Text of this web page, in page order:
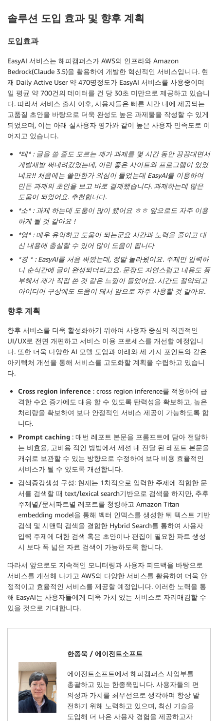
솔루션 도입 효과 및 향후 계획
도입효과
EasyAI 서비스는 해피캠퍼스가 AWS의 인프라와 Amazon
Bedrock(Claude 3.5)을 활용하여 개발한 혁신적인 서비스입니다. 현
재 Daily Active User 약 470명정도가 EasyAI 서비스를 사용중이며
일 평균 약 700건의 데이터를 건 당 30초 미만으로 제공하고 있습니
다. 따라서 서비스 출시 이후, 사용자들은 빠른 시간 내에 제공되는
고품질 초안을 바탕으로 더욱 완성도 높은 과제물을 작성할 수 있게
되었으며, 이는 아래 실사용자 평가와 같이 높은 사용자 만족도로 이
어지고 있습니다.
*태* : 글을 쓸 줄도 모르는 제가 과제를 몇 시간 동안 끙끙대면서
개발새발 써내려갔었는데, 이런 좋은 사이트와 프로그램이 있었
네요!! 처음에는 쓸만한가 의심이 들었는데 EasyAI를 이용하여
만든 과제의 초안을 보고 바로 결제했습니다. 과제하는데 많은
도움이 되었어요. 추천합니다.
*소* : 과제 하는데 도움이 많이 됐어요 ㅎㅎ 앞으로도 자주 이용
하게 될 것 같아요 !
*영* : 매우 유익하고 도움이 되는군요 시간과 노력을 줄이고 대
신 내용에 충실할 수 있어 많이 도움이 됩니다
*경 * : EasyAI를 처음 써봤는데, 정말 놀라웠어요. 주제만 입력하
니 순식간에 글이 완성되더라고요. 문장도 자연스럽고 내용도 풍
부해서 제가 직접 쓴 것 같은 느낌이 들었어요. 시간도 절약되고
아이디어 구상에도 도움이 돼서 앞으로 자주 사용할 것 같아요.
향후 계획
향후 서비스를 더욱 활성화하기 위하여 사용자 중심의 직관적인
UI/UX로 전면 개편하고 서비스 이용 프로세스를 개선할 예정입니
다. 또한 더욱 다양한 AI 모델 도입과 아래와 세 가지 포인트와 같은
아키텍처 개선을 통해 서비스를 고도화할 계획을 수립하고 있습니
다.
Cross region inference : cross region inference를 적용하여 급
격한 수요 증가에도 대응 할 수 있도록 탄력성을 확보하고, 높은
처리량을 확보하여 보다 안정적인 서비스 제공이 가능하도록 합
니다.
Prompt caching : 매번 레포트 본문을 프롬프트에 담아 전달하
는 비효율, 고비용 적인 방법에서 세션 내 전달 된 레포트 본문을
캐쉬로 보관할 수 있는 방향으로 수정하여 보다 비용 효율적인
서비스가 될 수 있도록 개선합니다.
검색증강생성 구성: 현재는 1차적으로 입력한 주제에 적합한 문
서를 검색할 때 text/lexical search기반으로 검색을 하지만, 추후
주제별/문서파트별 레포트를 청킹하고 Amazon Titan
embedding model을 통해 벡터 인덱스를 생성한 뒤 텍스트 기반
검색 및 시맨틱 검색을 결합한 Hybrid Search를 통하여 사용자
입력 주제에 대한 검색 혹은 초안이나 편집이 필요한 파트 생성
시 보다 폭 넓은 자료 검색이 가능하도록 합니다.
따라서 앞으로도 지속적인 모니터링과 사용자 피드백을 바탕으로
서비스를 개선해 나가고 AWS의 다양한 서비스를 활용하여 더욱 안
정적이고 효율적인 서비스를 제공할 예정입니다. 이러한 노력을 통
해 EasyAI는 사용자들에게 더욱 가치 있는 서비스로 자리매김할 수
있을 것으로 기대합니다.
한종욱 / 에이전트소프트
에이전트소프트에서 해피캠퍼스 사업부를
총괄하고 있는 한종욱입니다. 사용자들의 편
의성과 가치를 최우선으로 생각하며 항상 발
전하기 위해 노력하고 있으며, 최신 기술을
도입해 더 나은 사용자 경험을 제공하고자